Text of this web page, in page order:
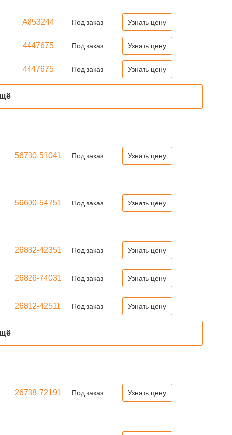
A853244 Под заказ Узнать цену
4447675 Под заказ Узнать цену
4447675 Под заказ Узнать цену
56780-51041 Под заказ Узнать цену
56600-54751 Под заказ Узнать цену
26832-42351 Под заказ Узнать цену
26826-74031 Под заказ Узнать цену
26812-42511 Под заказ Узнать цену
26788-72191 Под заказ Узнать цену